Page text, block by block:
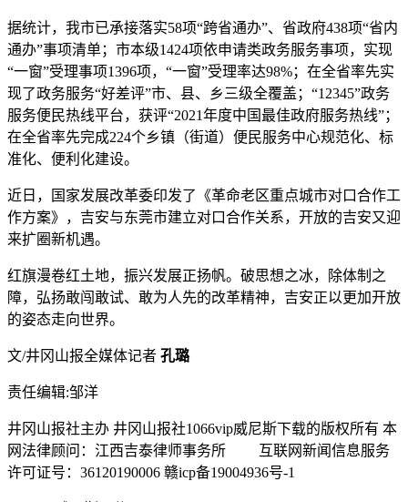
据统计，我市已承接落实58项“跨省通办”、省政府438项“省内
通办”事项清单；市本级1424项依申请类政务服务事项，实现
“一窗”受理事项1396项，“一窗”受理率达98%；在全省率先实
现了政务服务“好差评”市、县、乡三级全覆盖；“12345”政务
服务便民热线平台，获评“2021年度中国最佳政府服务热线”；
在全省率先完成224个乡镇（街道）便民服务中心规范化、标
准化、便利化建设。
近日，国家发展改革委印发了《革命老区重点城市对口合作工
作方案》，吉安与东莞市建立对口合作关系，开放的吉安又迎
来扩圈新机遇。
红旗漫卷红土地，振兴发展正扬帆。破思想之冰，除体制之
障，弘扬敢闯敢试、敢为人先的改革精神，吉安正以更加开放
的姿态走向世界。
文/井冈山报全媒体记者 孔璐
责任编辑:邹洋
井冈山报社主办 井冈山报社1066vip威尼斯下载的版权所有 本
网法律顾问：江西吉泰律师事务所
互联网新闻信息服务
许可证号：36120190006 赣icp备19004936号-1